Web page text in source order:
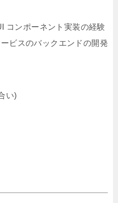
コンポーネント実装の経験
ビスのバックエンドの開発
い)